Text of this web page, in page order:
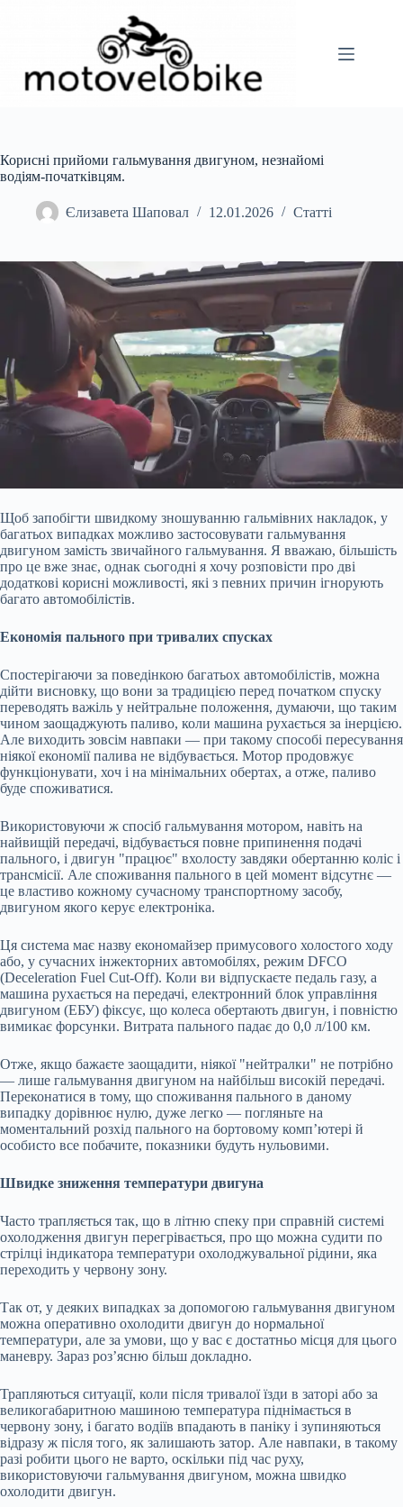
Корисні прийоми гальмування двигуном, незнайомі
водіям-початківцям.
Єлизавета Шаповал 12.01.2026 Статті
Щоб запобігти швидкому зношуванню гальмівних накладок, у
багатьох випадках можливо застосовувати гальмування
двигуном замість звичайного гальмування. Я вважаю, більшість
про це вже знає, однак сьогодні я хочу розповісти про дві
додаткові корисні можливості, які з певних причин ігнорують
багато автомобілістів.
Економія пального при тривалих спусках
Спостерігаючи за поведінкою багатьох автомобілістів, можна
дійти висновку, що вони за традицією перед початком спуску
переводять важіль у нейтральне положення, думаючи, що таким
чином заощаджують паливо, коли машина рухається за інерцією.
Але виходить зовсім навпаки — при такому способі пересування
ніякої економії палива не відбувається. Мотор продовжує
функціонувати, хоч і на мінімальних обертах, а отже, паливо
буде споживатися.
Використовуючи ж спосіб гальмування мотором, навіть на
найвищій передачі, відбувається повне припинення подачі
пального, і двигун "працює" вхолосту завдяки обертанню коліс і
трансмісії. Але споживання пального в цей момент відсутнє —
це властиво кожному сучасному транспортному засобу,
двигуном якого керує електроніка.
Ця система має назву економайзер примусового холостого ходу
або, у сучасних інжекторних автомобілях, режим DFCO
(Deceleration Fuel Cut-Off). Коли ви відпускаєте педаль газу, а
машина рухається на передачі, електронний блок управління
двигуном (ЕБУ) фіксує, що колеса обертають двигун, і повністю
вимикає форсунки. Витрата пального падає до 0,0 л/100 км.
Отже, якщо бажаєте заощадити, ніякої "нейтралки" не потрібно
— лише гальмування двигуном на найбільш високій передачі.
Переконатися в тому, що споживання пального в даному
випадку дорівнює нулю, дуже легко — погляньте на
моментальний розхід пального на бортовому комп’ютері й
особисто все побачите, показники будуть нульовими.
Швидке зниження температури двигуна
Часто трапляється так, що в літню спеку при справній системі
охолодження двигун перегрівається, про що можна судити по
стрілці індикатора температури охолоджувальної рідини, яка
переходить у червону зону.
Так от, у деяких випадках за допомогою гальмування двигуном
можна оперативно охолодити двигун до нормальної
температури, але за умови, що у вас є достатньо місця для цього
маневру. Зараз роз’ясню більш докладно.
Трапляються ситуації, коли після тривалої їзди в заторі або за
великогабаритною машиною температура піднімається в
червону зону, і багато водіїв впадають в паніку і зупиняються
відразу ж після того, як залишають затор. Але навпаки, в такому
разі робити цього не варто, оскільки під час руху,
використовуючи гальмування двигуном, можна швидко
охолодити двигун.